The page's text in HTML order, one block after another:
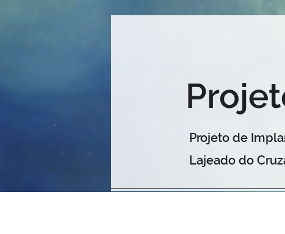
Projeto de
Lajeado do